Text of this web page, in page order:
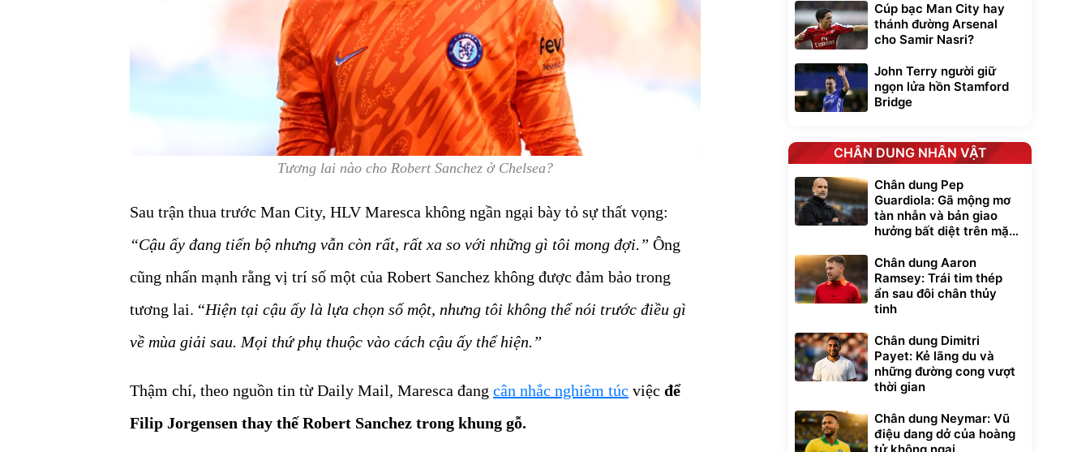
Tương lai nào cho Robert Sanchez ở Chelsea?
Sau trận thua trước Man City, HLV Maresca không ngần ngại bày tỏ sự thất vọng:
“Cậu ấy đang tiến bộ nhưng vẫn còn rất, rất xa so với những gì tôi mong đợi.” Ông
cũng nhấn mạnh rằng vị trí số một của Robert Sanchez không được đảm bảo trong
tương lai. “Hiện tại cậu ấy là lựa chọn số một, nhưng tôi không thể nói trước điều gì
về mùa giải sau. Mọi thứ phụ thuộc vào cách cậu ấy thể hiện.”
Thậm chí, theo nguồn tin từ Daily Mail, Maresca đang cân nhắc nghiêm túc việc để
Filip Jorgensen thay thế Robert Sanchez trong khung gỗ.
Cúp bạc Man City hay
thánh đường Arsenal
cho Samir Nasri?
John Terry người giữ
ngọn lửa hồn Stamford
Bridge
CHÂN DUNG NHÂN VẬT
Chân dung Pep
Guardiola: Gã mộng mơ
tàn nhẫn và bản giao
hưởng bất diệt trên mặt
Chân dung Aaron
Ramsey: Trái tim thép
ẩn sau đôi chân thủy
tinh
Chân dung Dimitri
Payet: Kẻ lãng du và
những đường cong vượt
thời gian
Chân dung Neymar: Vũ
điệu dang dở của hoàng